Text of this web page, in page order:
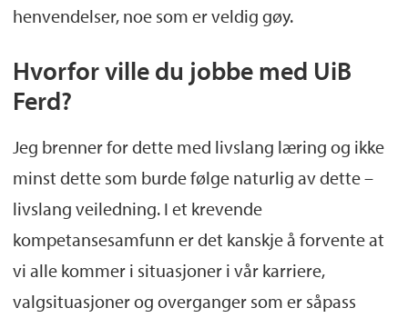
henvendelser, noe som er veldig gøy.
Hvorfor ville du jobbe med UiB
Ferd?
Jeg brenner for dette med livslang læring og ikke
minst dette som burde følge naturlig av dette –
livslang veiledning. I et krevende
kompetansesamfunn er det kanskje å forvente at
vi alle kommer i situasjoner i vår karriere,
valgsituasjoner og overganger som er såpass